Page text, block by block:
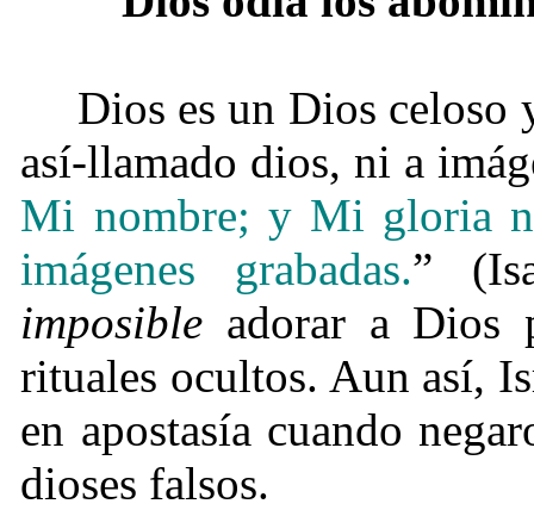
Dios es un Dios celoso
así-llamado dios, ni a
Mi nombre; y Mi gloria
imágenes grabadas.”
imposible adorar a Dios
rituales ocultos. Aun así,
en apostasía cuando
dioses falsos.